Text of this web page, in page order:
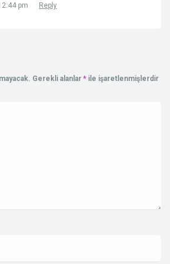
pm Reply
Gerekli alanlar * ile işaretlenmişlerdir